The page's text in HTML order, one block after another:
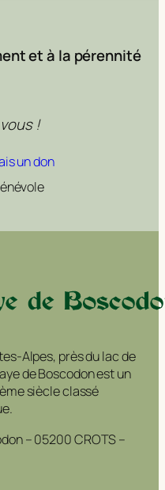
et à la pérennité
!
un don
Alpes, près du lac de
de Boscodon est un
siècle classé
– 05200 CROTS –